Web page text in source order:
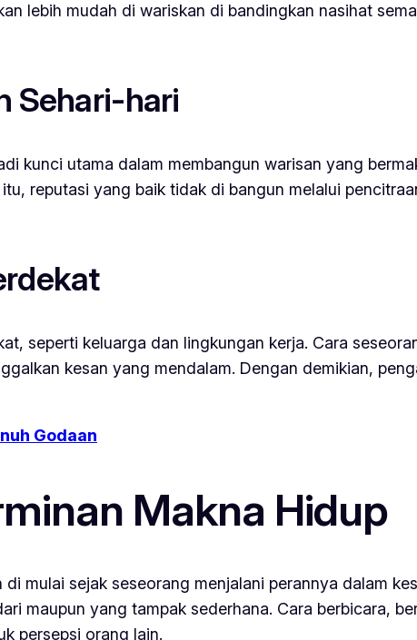
lebih mudah di wariskan di bandingkan nasihat
Sehari-hari
kunci utama dalam membangun warisan yang
reputasi yang baik tidak di bangun melalui
seperti keluarga dan lingkungan kerja. Cara
kesan yang mendalam. Dengan demikian,
Godaan
Makna Hidup
mulai sejak seseorang menjalani perannya dalam
maupun yang tampak sederhana. Cara berbicara,
persepsi orang lain.